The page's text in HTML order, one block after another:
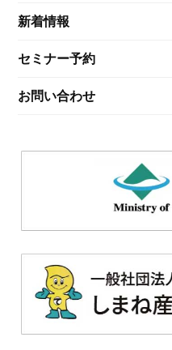
新着情報
セミナー予約
お問い合わせ